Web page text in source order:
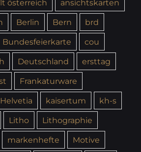
österreich
ansichtskarten
Berlin Bern
brd
Bundesfeierkarte
cou
Deutschland
ersttag
Frankaturware
Helvetia kaisertum
kh-s
Litho
Lithographie
markenhefte
Motive